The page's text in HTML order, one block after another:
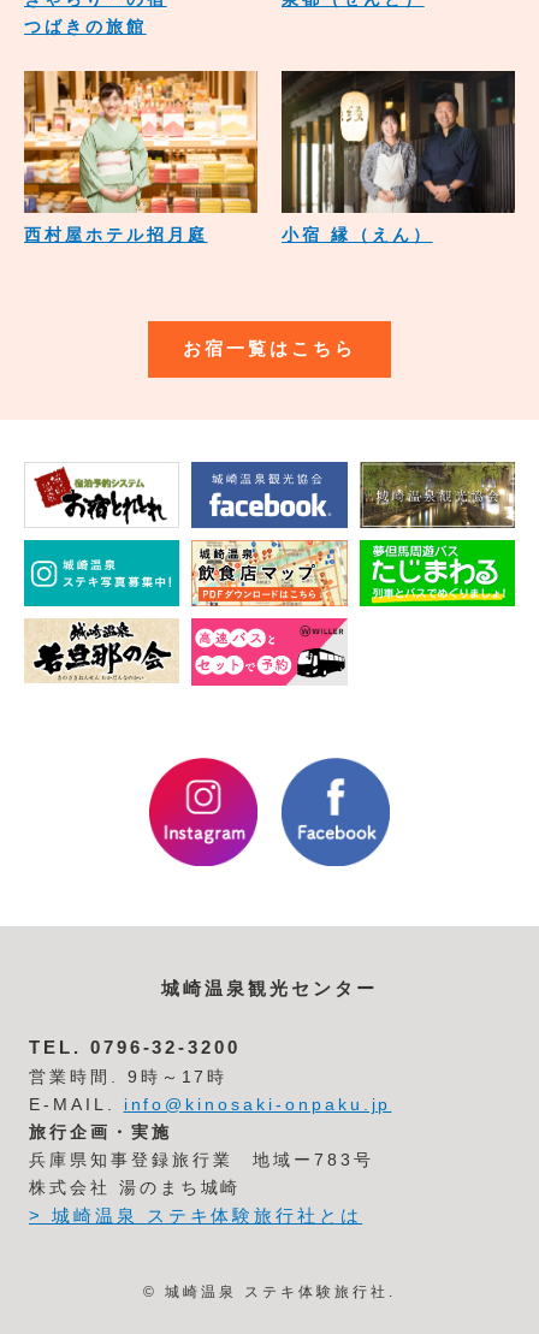
つばきの旅館
西村屋ホテル招月庭 小宿 縁（えん）
お宿一覧はこちら
城崎温泉観光センター
TEL. 0796-32-3200
営業時間. 9時～17時
E-MAIL. info@kinosaki-onpaku.jp
旅行企画・実施
兵庫県知事登録旅行業 地域ー783号
株式会社 湯のまち城崎
> 城崎温泉 ステキ体験旅行社とは
© 城崎温泉 ステキ体験旅行社.